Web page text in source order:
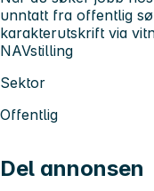
unntatt fra offentlig
karakterutskrift via
NAVstilling
Sektor
Offentlig
Del annonsen